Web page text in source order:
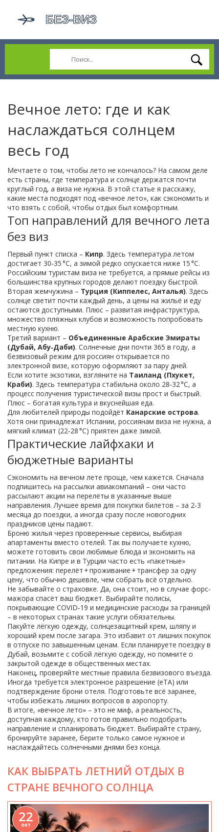
Вечное лето: где и как
наслаждаться солнцем
весь год
Мечтаете о том, чтобы лето не кончалось? На самом деле
есть страны, где температура и солнце держатся почти
круглый год, а виза не нужна. В этой статье я расскажу,
какие места подходят под «вечное лето», как сэкономить и
что взять с собой, чтобы отдых был комфортным.
Топ направлений для вечного лета
без виз
Первый пункт списка – Кипр. Здесь температура летом
достигает 30‑35 °C, а зимой редко опускается ниже 15 °C.
Российским туристам виза не требуется, а прямые рейсы из
большинства крупных городов делают поездку быстрой.
Вторая жемчужина – Турция (Киппелес, Анталья). Здесь
солнце светит почти каждый день, а цены на жильё и еду
остаются доступными. Плюс – развитая инфраструктура,
множество пляжных клубов и возможность попробовать
местную кухню.
Третий вариант – Объединенные Арабские Эмираты
(Дубай, Абу‑Даби). Солнечные дни почти 365 в году, а
безвизовый режим для россиян открывается по
электронной визе, которую оформляют за пару дней.
Если хотите экзотики, взгляните на Таиланд (Пхукет,
Краби). Здесь температура стабильна около 28‑32 °C, а
процесс получения туристической визы прост и быстрый.
Плюс – богатая культура и вкуснейшая еда.
Для любителей природы подойдёт Канарские острова.
Хотя они принадлежат Испании, россиянам виза не нужна, а
мягкий климат (22‑28 °C) приятен даже зимой.
Практические лайфхаки и
бюджетные варианты
Сэкономить на вечном лете проще, чем кажется. Сначала
подпишитесь на рассылки авиакомпаний – они часто
рассылают акции на перелёты в указанные выше
направления. Лучшее время для покупки билетов – за 2‑3
месяца до поездки, а иногда сразу после новогодних
праздников цены падают.
Броню жилья через проверенные сервисы, выбирая
апартаменты вместо отелей. Так вы получаете кухню,
можете готовить свои любимые блюда и экономить на
питании. На Кипре и в Турции часто есть «пакетные»
предложения: перелёт + проживание + трансфер за одну
цену, что обычно дешевле, чем собрать всё отдельно.
Не забывайте о страховке. Да, она стоит, но в случае форс-
мажора спасёт ваш бюджет. Выбирайте полисы,
покрывающие COVID‑19 и медицинские расходы за границей
– в некоторых странах такие услуги обязательны.
Пакуйте лёгкую одежду, солнцезащитный крем, шляпу и
хороший крем после загара. Это избавит от лишних покупок
в отпуске по завышенным ценам. Если планируете поездку в
Дубай, возьмите с собой лёгкую одежду, но помните о
закрытой одежде в общественных местах.
Наконец, проверяйте местные правила безвизового въезда.
Иногда требуется электронное разрешение (eTA) или
подтверждение брони отеля. Подготовьте всё заранее,
чтобы избежать лишних вопросов в аэропорту.
В итоге, «вечное лето» – это не миф, а реальность,
доступная каждому, кто готов правильно подобрать
направление и спланировать бюджет. Выбирайте страну,
бронируйте заранее, берите только самое нужное и
наслаждайтесь солнечными днями без конца.
КАК ВЫБРАТЬ ЛЕТНИЙ ОТДЫХ В
СТРАНЕ ВЕЧНОГО СОЛНЦА
22
окт